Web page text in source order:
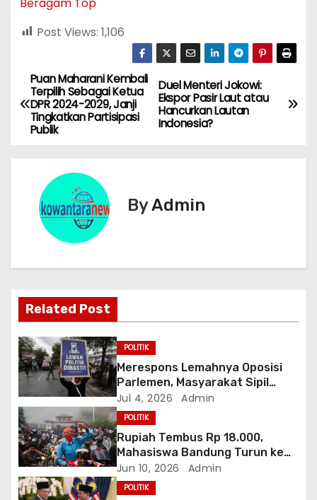
Post Views: 1,106
N
a
s
i
p
o
s
Duel Menteri Jokowi:
Ekspor Pasir Laut atau
Hancurkan Lautan
Indonesia?
Puan Maharani Kembali
Terpilih Sebagai Ketua
DPR 2024-2029, Janji
Tingkatkan Partisipasi
Publik
ByAdmin
Related Post
POLITIK
Merespons Lemahnya Oposisi
Parlemen, Masyarakat Sipil
Bentuk “Kabinet Bayangan”
Jul 4, 2026 Admin
POLITIK
Rupiah Tembus Rp 18.000,
Mahasiswa Bandung Turun ke
Jalan Tuntut Reformasi
Ekonomi Total
Jun 10, 2026 Admin
POLITIK